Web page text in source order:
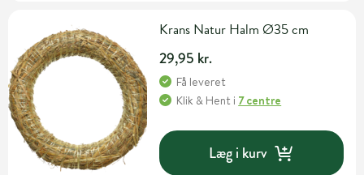
Krans Natur Halm Ø35 cm
29,95 kr.
Få leveret
Klik & Hent i 7 centre
Læg i kurv